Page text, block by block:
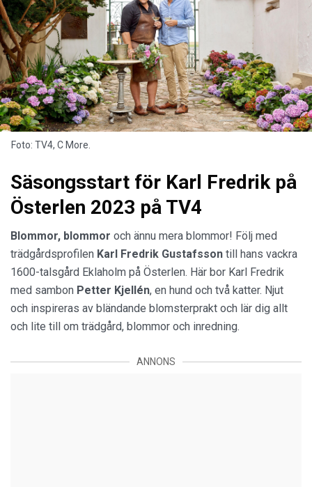
Foto: TV4, C More.
Säsongsstart för Karl Fredrik på
Österlen 2023 på TV4
Blommor, blommor och ännu mera blommor! Följ med
trädgårdsprofilen Karl Fredrik Gustafsson till hans vackra
1600-talsgård Eklaholm på Österlen. Här bor Karl Fredrik
med sambon Petter Kjellén, en hund och två katter. Njut
och inspireras av bländande blomsterprakt och lär dig allt
och lite till om trädgård, blommor och inredning.
ANNONS